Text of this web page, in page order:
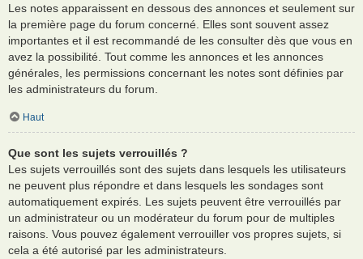
Les notes apparaissent en dessous des annonces et seulement sur
la première page du forum concerné. Elles sont souvent assez
importantes et il est recommandé de les consulter dès que vous en
avez la possibilité. Tout comme les annonces et les annonces
générales, les permissions concernant les notes sont définies par
les administrateurs du forum.
Haut
Que sont les sujets verrouillés ?
Les sujets verrouillés sont des sujets dans lesquels les utilisateurs
ne peuvent plus répondre et dans lesquels les sondages sont
automatiquement expirés. Les sujets peuvent être verrouillés par
un administrateur ou un modérateur du forum pour de multiples
raisons. Vous pouvez également verrouiller vos propres sujets, si
cela a été autorisé par les administrateurs.